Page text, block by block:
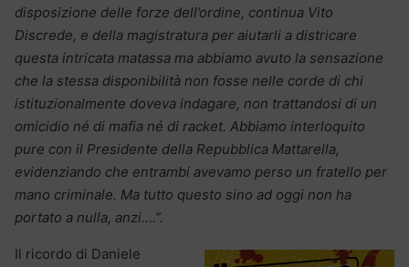
disposizione delle forze dell’ordine, continua Vito
Discrede, e della magistratura per aiutarli a districare
questa intricata matassa ma abbiamo avuto la sensazione
che la stessa disponibilità non fosse nelle corde di chi
istituzionalmente doveva indagare, non trattandosi di un
omicidio né di mafia né di racket. Abbiamo interloquito
pure con il Presidente della Repubblica Mattarella,
evidenziando che entrambi avevamo perso un fratello per
mano criminale. Ma tutto questo sino ad oggi non ha
portato a nulla, anzi….”.
Il ricordo di Daniele